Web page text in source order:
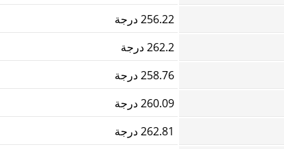
256.22 درجة
262.2 درجة
258.76 درجة
260.09 درجة
262.81 درجة